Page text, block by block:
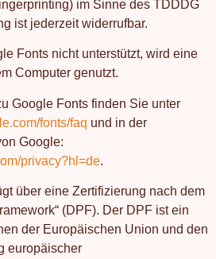
im Sinne des TDDDG
ist jederzeit widerrufbar.
Fonts nicht unterstützt, wird eine
Computer genutzt.
Google Fonts finden Sie unter
fonts/faq und in der
Google:
privacy?hl=de.
über eine Zertifizierung nach dem
(DPF). Der DPF ist ein
der Europäischen Union und den
europäischer